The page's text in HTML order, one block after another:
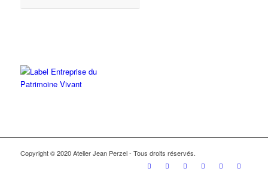
Copyright © 2020 Atelier Jean Perzel - Tous droits réservés.